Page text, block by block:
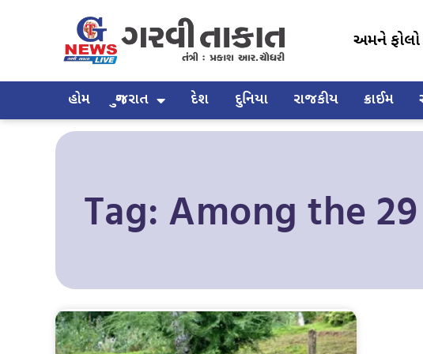
અમને ફોલો
હોમ ગુજરાત દેશ દુનિયા રાજકીય ક્રાઈમ
Tag: Among the